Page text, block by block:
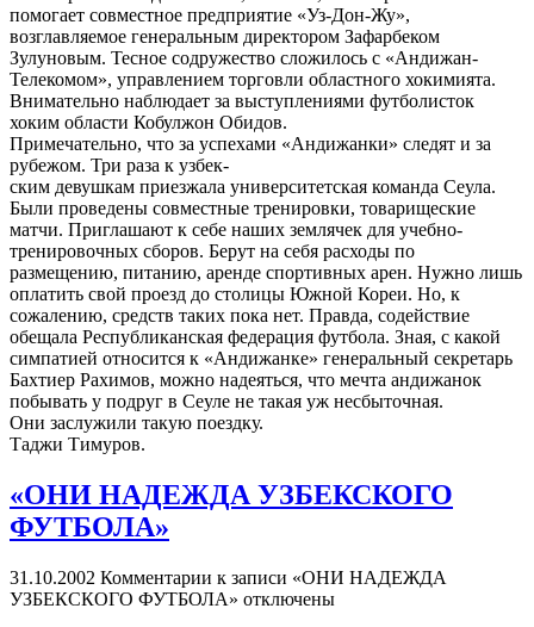
помогает совместное предприятие «Уз-Дон-Жу»,
возглавляемое генеральным директором Зафарбеком
Зулуновым. Тесное содружество сложилось с «Андижан-
Телекомом», управлением торговли областного хокимията.
Внимательно наблюдает за выступлениями футболисток
хоким области Кобулжон Обидов.
Примечательно, что за успехами «Андижанки» следят и за
рубежом. Три раза к узбек-
ским девушкам приезжала университетская команда Сеула.
Были проведены совместные тренировки, товарищеские
матчи. Приглашают к себе наших землячек для учебно-
тренировочных сборов. Берут на себя расходы по
размещению, питанию, аренде спортивных арен. Нужно лишь
оплатить свой проезд до столицы Южной Кореи. Но, к
сожалению, средств таких пока нет. Правда, содействие
обещала Республиканская федерация футбола. Зная, с какой
симпатией относится к «Андижанке» генеральный секретарь
Бахтиер Рахимов, можно надеяться, что мечта андижанок
побывать у подруг в Сеуле не такая уж несбыточная.
Они заслужили такую поездку.
Таджи Тимуров.
«ОНИ НАДЕЖДА УЗБЕКСКОГО
ФУТБОЛА»
31.10.2002 Комментарии к записи «ОНИ НАДЕЖДА
УЗБЕКСКОГО ФУТБОЛА» отключены